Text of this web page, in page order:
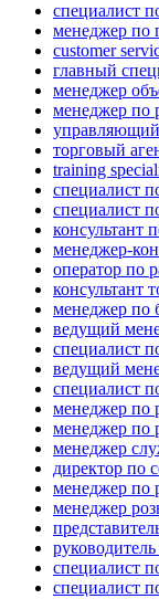
специалист
менеджер по
customer
главный
менеджер
менеджер по
торговый
training
специалист
специалист
консультант
менеджер-
оператор по
консультант
менеджер по
ведущий
специалист
ведущий
специалист
менеджер по
менеджер по
менеджер
директор по
менеджер по
менеджер
специалист
специалист